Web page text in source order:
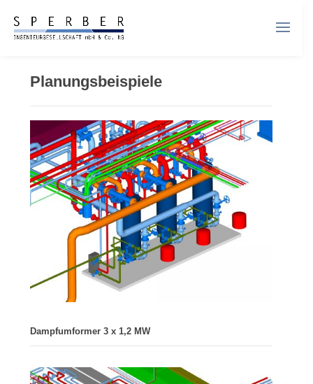
Planungsbeispiele
Dampfumformer 3 x 1,2 MW